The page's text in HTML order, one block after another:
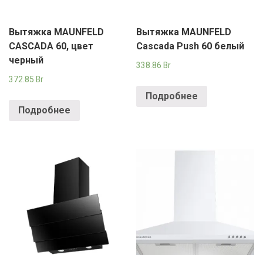
Вытяжка MAUNFELD
CASCADA 60, цвет
черный
372.85 Br
Подробнее
Вытяжка MAUNFELD
Cascada Push 60 белый
338.86 Br
Подробнее